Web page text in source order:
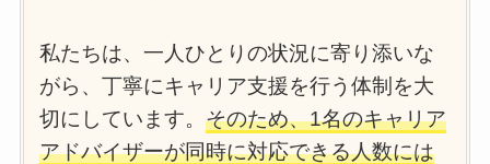
私たちは、一人ひとりの状況に寄り添いな
がら、丁寧にキャリア支援を行う体制を大
切にしています。そのため、1名のキャリア
アドバイザーが同時に対応できる人数には